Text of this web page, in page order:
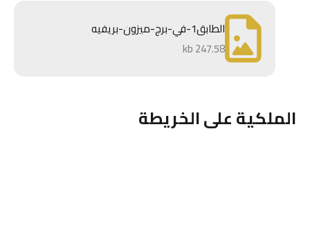
الطابق1-في-برج-ميزون-بريفيه
247.58 kb
الملكية على الخريطة